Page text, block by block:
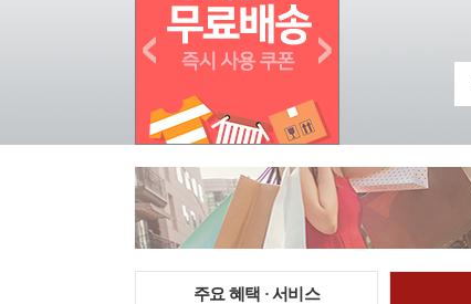
주요 혜택 · 서비스